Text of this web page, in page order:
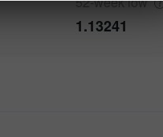
1.13241
Previous